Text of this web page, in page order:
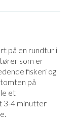
på en rundtur i
som er
fiskeri og
på
et
3-4 minutter